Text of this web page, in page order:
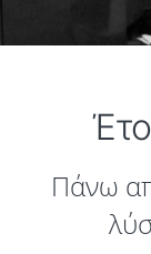
Πάνω